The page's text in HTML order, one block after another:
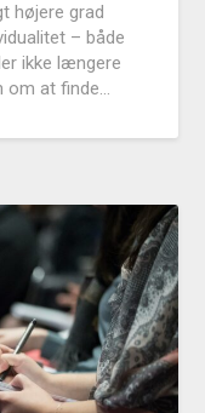
højere grad
– både
ikke længere
om at finde…